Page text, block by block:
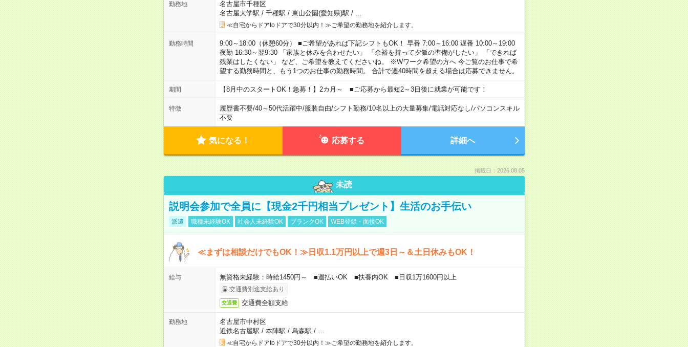
勤務地
名古屋市千種区
名古屋大学駅 / 千種駅 / 東山公園(愛知県)駅 /
≪自宅からドアtoドアで30分以内！≫ご希望の勤務地を紹介します。
勤務時間
9:00～18:00（休憩60分） ■ご希望があれば下記シフトもOK！ 早番 7:00～16:00 遅番 10:00～19:00
夜勤 16:30～翌9:30 「家族と休みを合わせたい」 「余裕を持って夕飯の準備がしたい」 「できれば
残業はしたくない」 など、ご希望を教えてくださいね。 ※Wワーク希望の方へ 今ご覧のお仕事で希
望する勤務時間と、もう1つのお仕事の勤務時間。 合計で週40時間を超える場合は応募できません。
期間 【8月中のスタートOK！急募！】2カ月～ ■ご応募から最短2～3日後に就業が可能です！
特徴 履歴書不要/40～50代活躍中/服装自由/シフト勤務/10名以上の大量募集/電話対応なし/パソコンスキル
不要
気になる！ 応募する 詳細へ
掲載日：2026.08.05
未読
説明会参加で全員に【現金2千円相当プレゼント】生活のお手伝い
派遣 職種未経験OK 社会人未経験OK ブランクOK WEB登録・面接OK
≪まずは相談だけでもOK！≫日収1.1万円以上で週3日～＆土日休みもOK！
給与 無資格未経験：時給1450円～ ■週払いOK ■扶養内OK ■日収1万1600円以上
交通費別途支給あり
交通費 交通費全額支給
勤務地
名古屋市中村区
近鉄名古屋駅 / 本陣駅 / 烏森駅 /
≪自宅からドアtoドアで30分以内！≫ご希望の勤務地を紹介します。